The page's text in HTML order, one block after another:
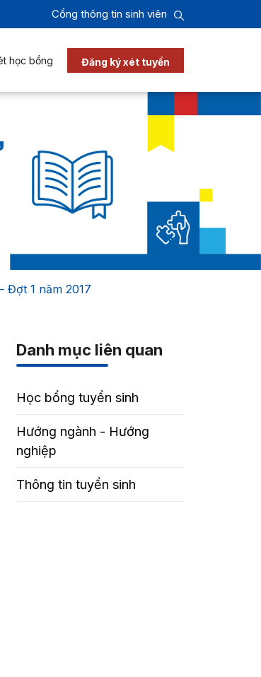
Cổng thông tin sinh viên
học bổng Đăng ký xét tuyển
Đợt 1 năm 2017
Danh mục liên quan
Học bổng tuyển sinh
Hướng ngành - Hướng
nghiệp
Thông tin tuyển sinh